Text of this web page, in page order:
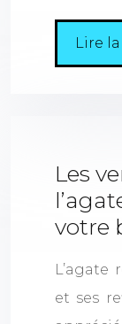
Lire
Les
votre
L’agate
et ses